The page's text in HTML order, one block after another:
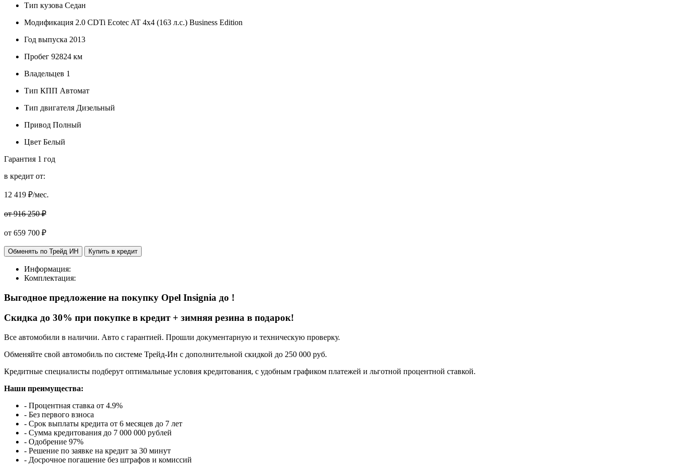
Тип кузова Седан
Модификация 2.0 CDTi Ecotec AT 4x4 (163 л.с.) Business Edition
Год выпуска 2013
Пробег 92824 км
Владельцев 1
Тип КПП Автомат
Тип двигателя Дизельный
Привод Полный
Цвет Белый
Гарантия 1 год
в кредит от:
12 419 ₽/мес.
от 916 250 ₽
от 659 700 ₽
Обменять по Трейд ИН Купить в кредит
Информация:
Комплектация:
Выгодное предложение на покупку Opel Insignia до !
Cкидка до 30% при покупке в кредит + зимняя резина в подарок!
Все автомобили в наличии. Авто с гарантией. Прошли документарную и техническую проверку.
Обменяйте свой автомобиль по системе Трейд-Ин с дополнительной скидкой до 250 000 руб.
Кредитные специалисты подберут оптимальные условия кредитования, с удобным графиком платежей и льготной процентной ставкой.
Наши преимущества:
- Процентная ставка от 4.9%
- Без первого взноса
- Срок выплаты кредита от 6 месяцев до 7 лет
- Сумма кредитования до 7 000 000 рублей
- Одобрение 97%
- Решение по заявке на кредит за 30 минут
- Досрочное погашение без штрафов и комиссий